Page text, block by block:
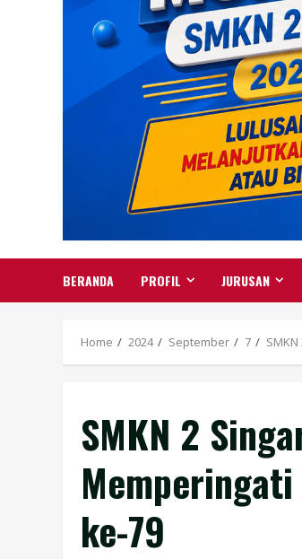
BERANDA PROFIL JURUSAN
Home 2024 September 7
SMKN 2
ke-79